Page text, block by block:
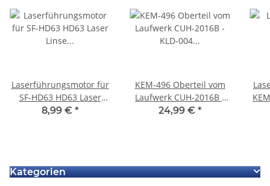
Laserführungsmotor für
SF-HD63 HD63 Laser
Linse für XBOX 360
8,99 € *
KEM-496 Oberteil vom
Laufwerk CUH-2016B -
KLD-004 für Sony Ps4
24,99 € *
Kategorien